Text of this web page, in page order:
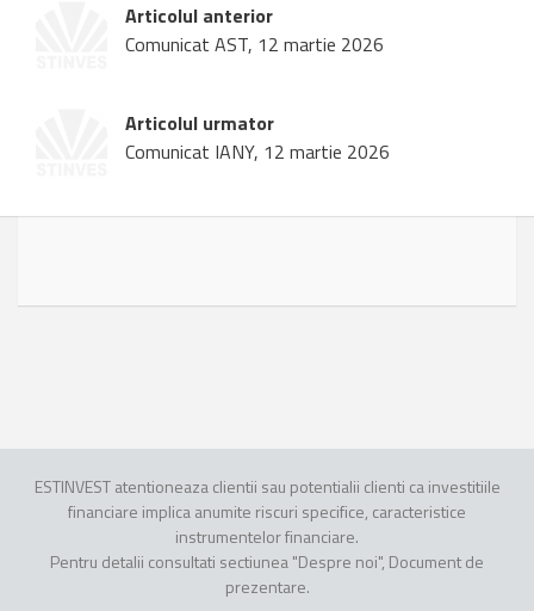
Articolul anterior
Comunicat AST, 12 martie 2026
Articolul urmator
Comunicat IANY, 12 martie 2026
ESTINVEST atentioneaza clientii sau potentialii clienti ca investitiile
financiare implica anumite riscuri specifice, caracteristice
instrumentelor financiare.
Pentru detalii consultati sectiunea "Despre noi", Document de
prezentare.